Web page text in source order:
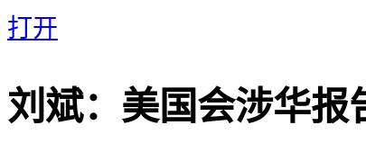
打开
刘斌：美国会涉华报